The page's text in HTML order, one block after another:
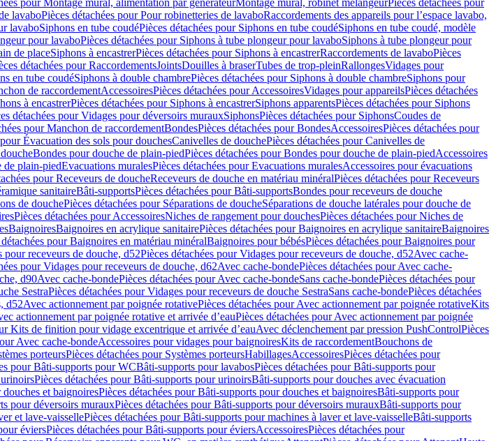
pour Montage mural, alimentation par générateurMontage mural, robinet mélangeurPièces détachées pour
lavaboPièces détachées pour Pour robinetteries de lavaboRaccordements des appareils pour l’espace lavabo,
lavaboSiphons en tube coudéPièces détachées pour Siphons en tube coudéSiphons en tube coudé, modèle
pour lavaboPièces détachées pour Siphons à tube plongeur pour lavaboSiphons à tube plongeur pour
de placeSiphons à encastrerPièces détachées pour Siphons à encastrerRaccordements de lavaboPièces
détachées pour RaccordementsJointsDouilles à braserTubes de trop-pleinRallongesVidages pour
en tube coudéSiphons à double chambrePièces détachées pour Siphons à double chambreSiphons pour
de raccordementAccessoiresPièces détachées pour AccessoiresVidages pour appareilsPièces détachées
à encastrerPièces détachées pour Siphons à encastrerSiphons apparentsPièces détachées pour Siphons
détachées pour Vidages pour déversoirs murauxSiphonsPièces détachées pour SiphonsCoudes de
pour Manchon de raccordementBondesPièces détachées pour BondesAccessoiresPièces détachées pour
Évacuation des sols pour douchesCanivelles de douchePièces détachées pour Canivelles de
Bondes pour douche de plain-piedPièces détachées pour Bondes pour douche de plain-piedAccessoires
de plain-piedEvacuations muralesPièces détachées pour Evacuations muralesAccessoires pour évacuations
pour Receveurs de doucheReceveurs de douche en matériau minéralPièces détachées pour Receveurs
sanitaireBâti-supportsPièces détachées pour Bâti-supportsBondes pour receveurs de douche
de douchePièces détachées pour Séparations de doucheSéparations de douche latérales pour douche de
Pièces détachées pour AccessoiresNiches de rangement pour douchesPièces détachées pour Niches de
BaignoiresBaignoires en acrylique sanitairePièces détachées pour Baignoires en acrylique sanitaireBaignoires
pour Baignoires en matériau minéralBaignoires pour bébésPièces détachées pour Baignoires pour
pour receveurs de douche, d52Pièces détachées pour Vidages pour receveurs de douche, d52Avec cache-
pour Vidages pour receveurs de douche, d62Avec cache-bondePièces détachées pour Avec cache-
d90Avec cache-bondePièces détachées pour Avec cache-bondeSans cache-bondePièces détachées pour
SestraPièces détachées pour Vidages pour receveurs de douche SestraSans cache-bondePièces détachées
d52Avec actionnement par poignée rotativePièces détachées pour Avec actionnement par poignée rotativeKits
actionnement par poignée rotative et arrivée d’eauPièces détachées pour Avec actionnement par poignée
Kits de finition pour vidage excentrique et arrivée d’eauAvec déclenchement par pression PushControlPièces
Avec cache-bondeAccessoires pour vidages pour baignoiresKits de raccordementBouchons de
porteursPièces détachées pour Systèmes porteursHabillagesAccessoiresPièces détachées pour
pour Bâti-supports pour WCBâti-supports pour lavabosPièces détachées pour Bâti-supports pour
Pièces détachées pour Bâti-supports pour urinoirsBâti-supports pour douches avec évacuation
et baignoiresPièces détachées pour Bâti-supports pour douches et baignoiresBâti-supports pour
pour déversoirs murauxPièces détachées pour Bâti-supports pour déversoirs murauxBâti-supports pour
et lave-vaissellePièces détachées pour Bâti-supports pour machines à laver et lave-vaisselleBâti-supports
éviersPièces détachées pour Bâti-supports pour éviersAccessoiresPièces détachées pour